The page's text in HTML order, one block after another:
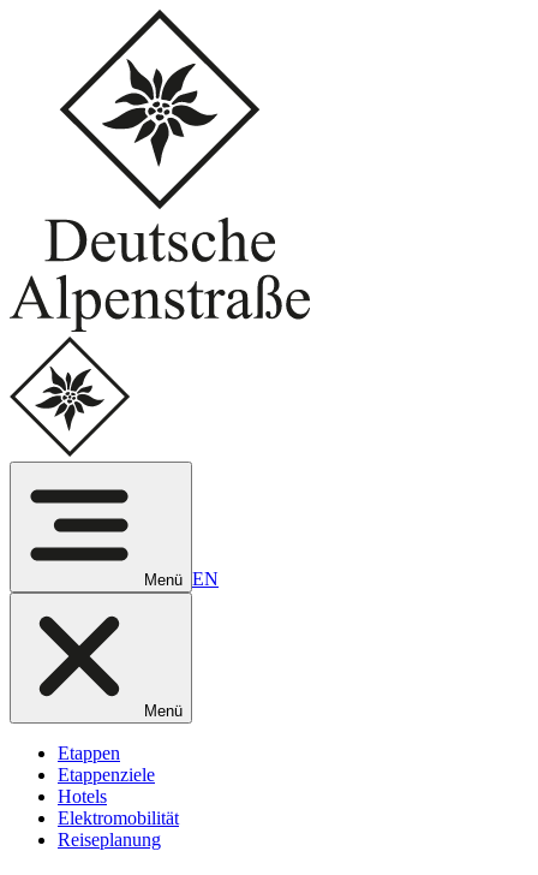
Menü EN
Menü
Etappen
Etappenziele
Hotels
Elektromobilität
Reiseplanung